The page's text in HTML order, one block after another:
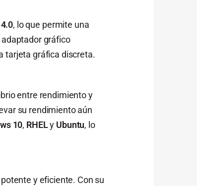
, lo que permite una
gráfico
tarjeta gráfica discreta.
entre rendimiento y
su rendimiento aún
10, RHELy Ubuntu, lo
y eficiente. Con su